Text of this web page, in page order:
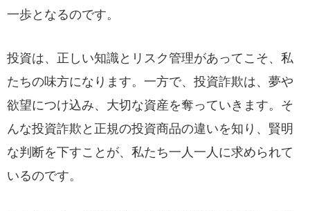
一歩となるのです。
投資は、正しい知識とリスク管理があってこそ、私
たちの味方になります。一方で、投資詐欺は、夢や
欲望につけ込み、大切な資産を奪っていきます。そ
んな投資詐欺と正規の投資商品の違いを知り、賢明
な判断を下すことが、私たち一人一人に求められて
いるのです。